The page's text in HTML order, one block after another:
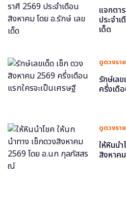
แจกตา
ประจำ
เด็ด
ดูดวงรา
รักษ์เล
ครึ่งเดื
ดูดวงรา
ให้หินน
สิงหาค